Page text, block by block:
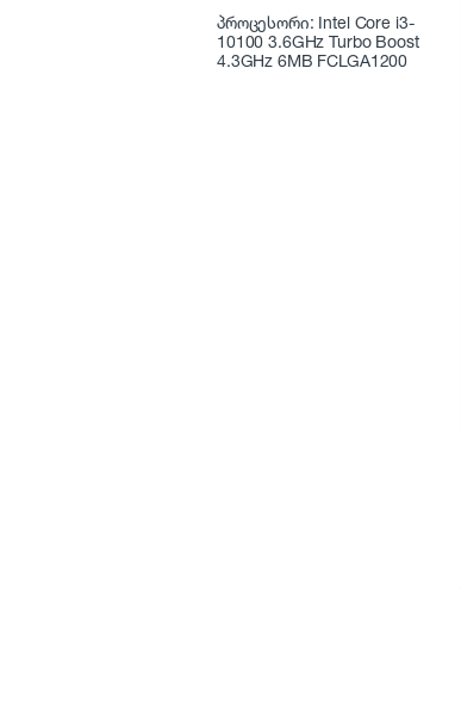
პროცესორი: Intel Core i3-
10100 3.6GHz Turbo Boost
4.3GHz 6MB FCLGA1200